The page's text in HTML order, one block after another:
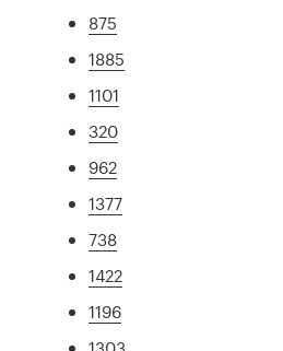
875
1885
1101
320
962
1377
738
1422
1196